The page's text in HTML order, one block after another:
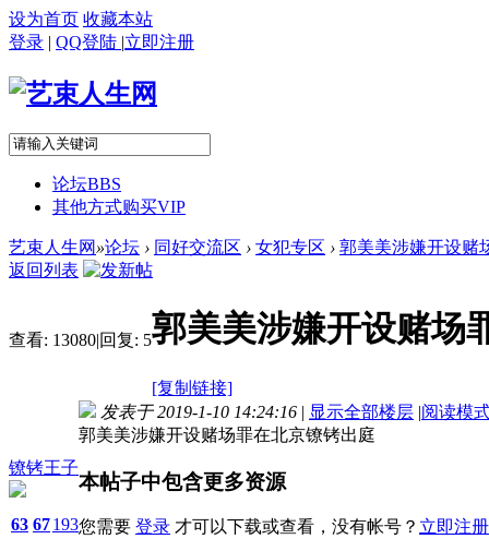
设为首页 收藏本站
登录 | QQ登陆 |立即注册
论坛BBS
其他方式购买VIP
艺束人生网 »论坛 › 同好交流区 › 女犯专区 › 郭美美涉嫌开设赌
返回列表
查看: 13080|回复: 5郭美美涉嫌开设赌场
[复制链接]
镣铐王子
63 67193
发表于 2019-1-10 14:24:16 | 显示全部楼层 |阅读模
郭美美涉嫌开设赌场罪在北京镣铐出庭
本帖子中包含更多资源
您需要 登录 才可以下载或查看，没有帐号？ 立即注册